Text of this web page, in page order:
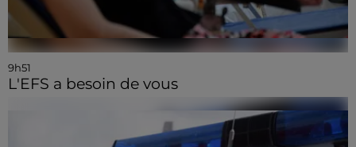
9h51
L'EFS a besoin de vous